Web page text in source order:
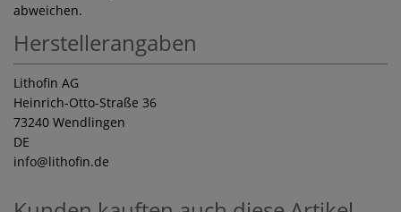
abweichen.
Herstellerangaben
Lithofin AG
Heinrich-Otto-Straße 36
73240 Wendlingen
DE
info@lithofin.de